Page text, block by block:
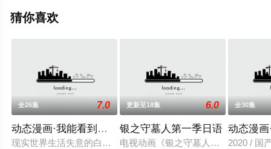
猜你喜欢
全26集 7.0
动态漫画·我能看到成功率第一季
现实世界生活失意的白武突然获得了看到事件成功率的异能？
更新至18集 6.0
银之守墓人第一季日语
电视动画《银之守墓人》改编自中国
全30集
动态漫
2020 / 国